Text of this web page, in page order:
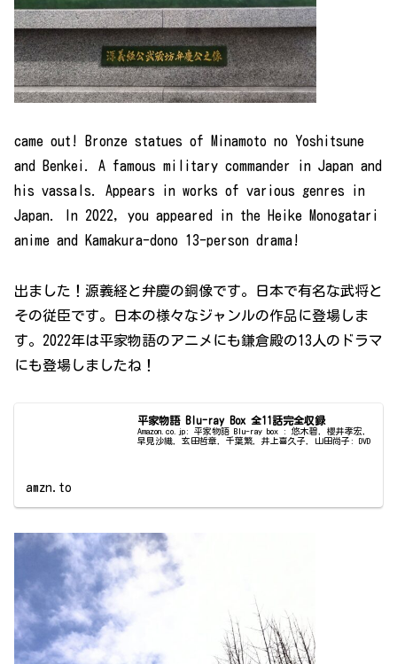
came out! Bronze statues of Minamoto no Yoshitsune
and Benkei. A famous military commander in Japan and
his vassals. Appears in works of various genres in
Japan. In 2022, you appeared in the Heike Monogatari
anime and Kamakura-dono 13-person drama!
出ました！源義経と弁慶の銅像です。日本で有名な武将と
その従臣です。日本の様々なジャンルの作品に登場しま
す。2022年は平家物語のアニメにも鎌倉殿の13人のドラマ
にも登場しましたね！
平家物語 Blu-ray Box 全11話完全収録
Amazon.co.jp: 平家物語 Blu-ray box : 悠木碧, 櫻井孝宏,
早見沙織, 玄田哲章, 千葉繁, 井上喜久子, 山田尚子: DVD
amzn.to